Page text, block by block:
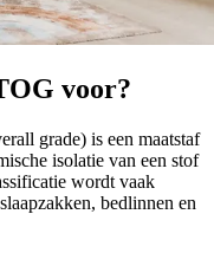
voor?
grade) is een maatstaf
isolatie van een stof
wordt vaak
bedlinnen en